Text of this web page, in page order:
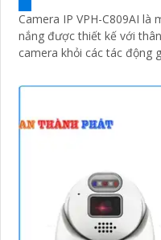
Camera IP VPH-C809AI
nắng được thiết kế với
camera khỏi các tác động